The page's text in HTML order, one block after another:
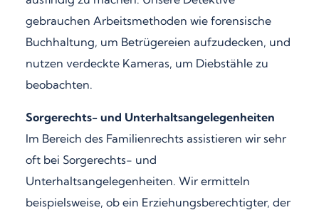
gebrauchen Arbeitsmethoden wie forensische
Buchhaltung, um Betrügereien aufzudecken, und
nutzen verdeckte Kameras, um Diebstähle zu
beobachten.
Sorgerechts- und Unterhaltsangelegenheiten
Im Bereich des Familienrechts assistieren wir sehr
oft bei Sorgerechts- und
Unterhaltsangelegenheiten. Wir ermitteln
beispielsweise, ob ein Erziehungsberechtigter, der